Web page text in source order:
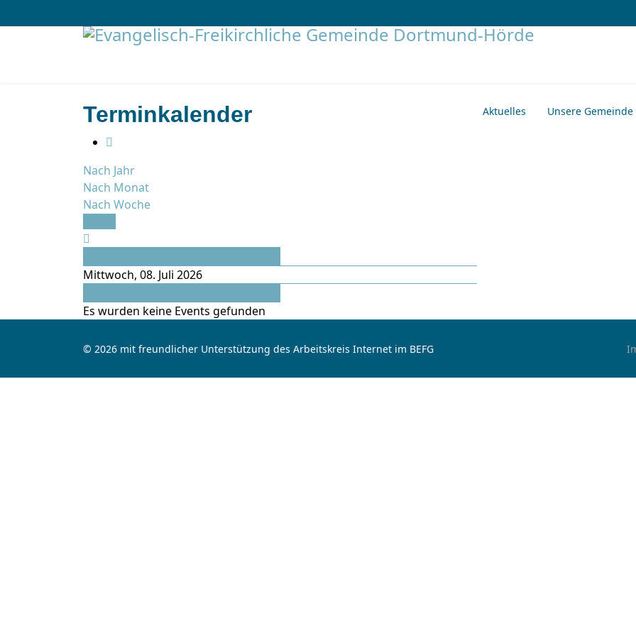
Aktuelles Unsere Gemeinde
Terminkalender
Nach Jahr
Nach Monat
Nach Woche
Mittwoch, 08. Juli 2026
Es wurden keine Events gefunden
© 2026 mit freundlicher Unterstützung des Arbeitskreis Internet im BEFG